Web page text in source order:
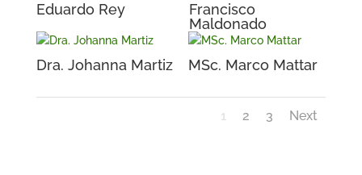
Eduardo Rey
Francisco
Maldonado
Dra. Johanna Martiz MSc. Marco Mattar
1 2 3 Next